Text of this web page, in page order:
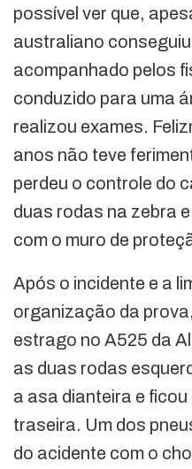
possível ver que,
australiano
acompanhado pelos
conduzido para uma
realizou exames.
anos não teve
perdeu o controle do
duas rodas na zebra
com o muro de
Após o incidente e a
organização da
estrago no A525 da
as duas rodas
a asa dianteira e
traseira. Um dos
do acidente com o